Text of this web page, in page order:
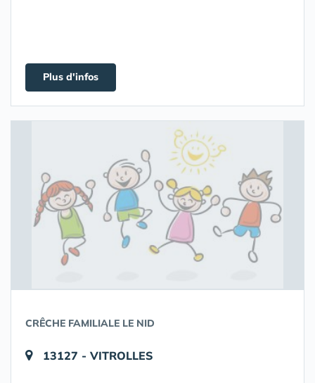
Plus d'infos
CRÊCHE FAMILIALE LE NID
13127 - VITROLLES